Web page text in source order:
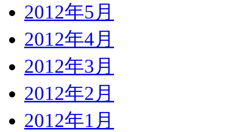
2012年5月
2012年4月
2012年3月
2012年2月
2012年1月